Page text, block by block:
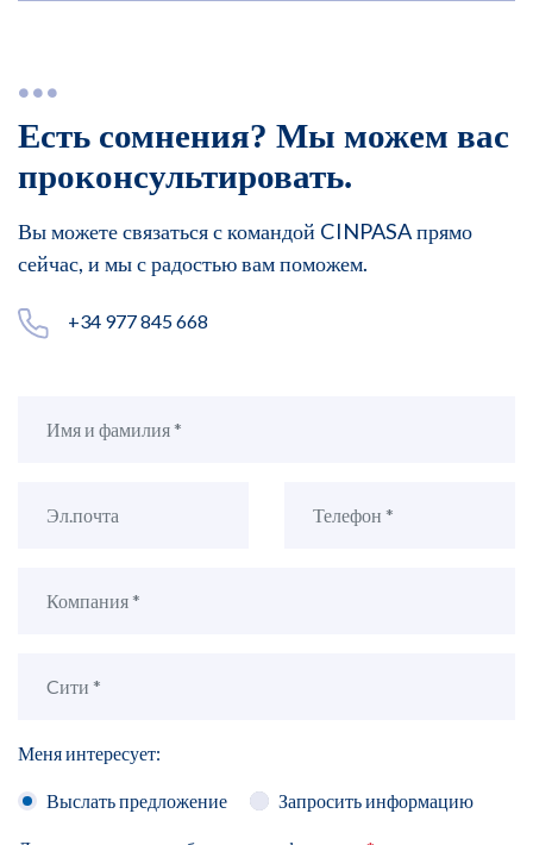
Есть сомнения? Мы можем вас
проконсультировать.
Вы можете связаться с командой CINPASA прямо
сейчас, и мы с радостью вам поможем.
+34 977 845 668
Меня интересует:
Выслать предложение Запросить информацию